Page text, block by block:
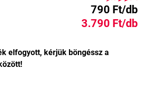
790 Ft/db
3.790 Ft/db
elfogyott, kérjük böngéssz a